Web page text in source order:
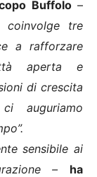
Buffolo–
coinvolge tre
a rafforzare
aperta e
di crescita
auguriamo
sensibile ai
– ha